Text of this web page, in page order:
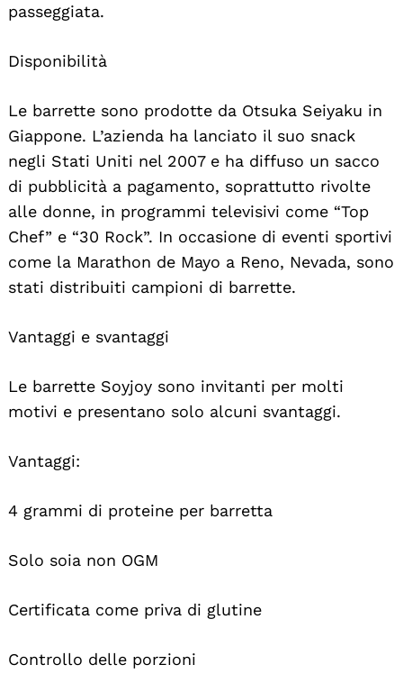
passeggiata.
Disponibilità
Le barrette sono prodotte da Otsuka Seiyaku in
Giappone. L’azienda ha lanciato il suo snack
negli Stati Uniti nel 2007 e ha diffuso un sacco
di pubblicità a pagamento, soprattutto rivolte
alle donne, in programmi televisivi come “Top
Chef” e “30 Rock”. In occasione di eventi sportivi
come la Marathon de Mayo a Reno, Nevada, sono
stati distribuiti campioni di barrette.
Vantaggi e svantaggi
Le barrette Soyjoy sono invitanti per molti
motivi e presentano solo alcuni svantaggi.
Vantaggi:
4 grammi di proteine per barretta
Solo soia non OGM
Certificata come priva di glutine
Controllo delle porzioni